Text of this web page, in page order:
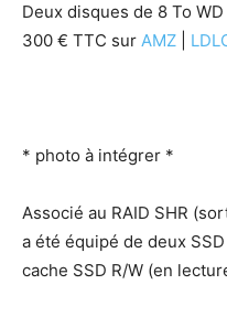
Deux disques de 8 To
300 € TTC sur AMZ
* photo à intégrer *
Associé au RAID SHR
a été équipé de deux
cache SSD R/W (en